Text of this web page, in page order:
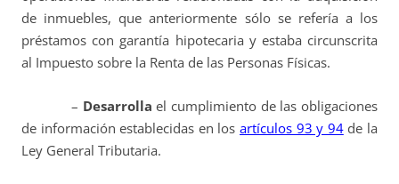
de inmuebles, que anteriormente sólo se refería a los
préstamos con garantía hipotecaria y estaba circunscrita
al Impuesto sobre la Renta de las Personas Físicas.
– Desarrolla el cumplimiento de las obligaciones
de información establecidas en los artículos 93 y 94de la
Ley General Tributaria.